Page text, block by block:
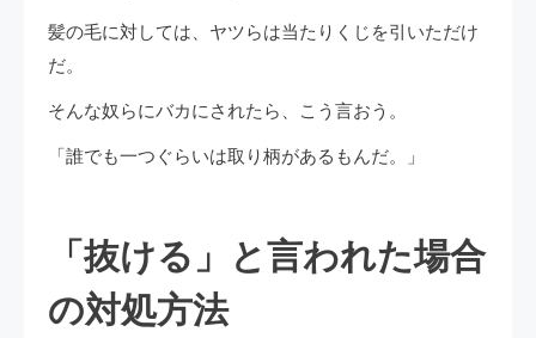
髪の毛に対しては、ヤツらは当たりくじを引いただけ
だ。
そんな奴らにバカにされたら、こう言おう。
「誰でも一つぐらいは取り柄があるもんだ。」
「抜ける」と言われた場合
の対処方法